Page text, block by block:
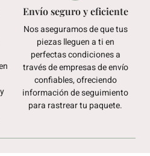
Envío seguro y eficiente
Nos aseguramos de que tus
piezas lleguen a ti en
perfectas condiciones a
través de empresas de envío
confiables, ofreciendo
información de seguimiento
para rastrear tu paquete.